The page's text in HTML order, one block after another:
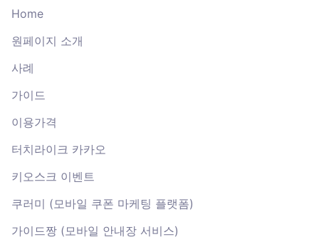
Home
원페이지 소개
사례
가이드
이용가격
터치라이크 카카오
키오스크 이벤트
쿠러미 (모바일 쿠폰 마케팅 플랫폼)
가이드짱 (모바일 안내장 서비스)